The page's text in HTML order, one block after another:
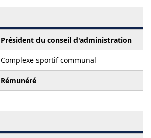
Président du conseil d'administration
Complexe sportif communal
Rémunéré